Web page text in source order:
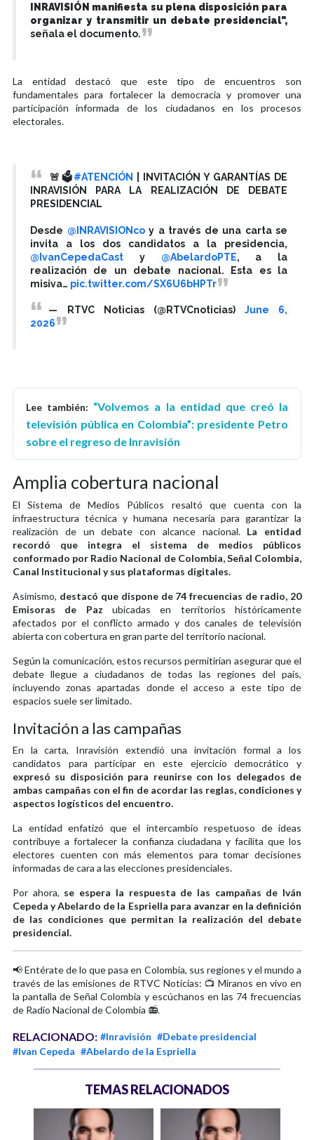
INRAVISIÓN manifiesta su plena disposición para
organizar y transmitir un debate presidencial",
señala el documento.
La entidad destacó que este tipo de encuentros son
fundamentales para fortalecer la democracia y promover una
participación informada de los ciudadanos en los procesos
electorales.
🚨🗳️#ATENCIÓN
| INVITACIÓN Y GARANTÍAS DE
INRAVISIÓN PARA LA REALIZACIÓN DE DEBATE
PRESIDENCIAL
Desde @INRAVISIONcoy a través de una carta se
invita a los dos candidatos a la presidencia,
@IvanCepedaCast y @AbelardoPTE, a la
realización de un debate nacional. Esta es la
misiva… pic.twitter.com/SX6U6bHPTr
— RTVC Noticias (@RTVCnoticias) June 6,
2026
Lee también: “Volvemos a la entidad que creó la
televisión pública en Colombia”: presidente Petro
sobre el regreso de Inravisión
Amplia cobertura nacional
El Sistema de Medios Públicos resaltó que cuenta con la
infraestructura técnica y humana necesaria para garantizar la
realización de un debate con alcance nacional. La entidad
recordó que integra el sistema de medios públicos
conformado por Radio Nacional de Colombia, Señal Colombia,
Canal Institucional y sus plataformas digitales.
Asimismo, destacó que dispone de 74 frecuencias de radio, 20
Emisoras de Paz ubicadas en territorios históricamente
afectados por el conflicto armado y dos canales de televisión
abierta con cobertura en gran parte del territorio nacional.
Según la comunicación, estos recursos permitirían asegurar que el
debate llegue a ciudadanos de todas las regiones del país,
incluyendo zonas apartadas donde el acceso a este tipo de
espacios suele ser limitado.
Invitación a las campañas
En la carta, Inravisión extendió una invitación formal a los
candidatos para participar en este ejercicio democrático y
expresó su disposición para reunirse con los delegados de
ambas campañas con el fin de acordar las reglas, condiciones y
aspectos logísticos del encuentro.
La entidad enfatizó que el intercambio respetuoso de ideas
contribuye a fortalecer la confianza ciudadana y facilita que los
electores cuenten con más elementos para tomar decisiones
informadas de cara a las elecciones presidenciales.
Por ahora, se espera la respuesta de las campañas de Iván
Cepeda y Abelardo de la Espriella para avanzar en la definición
de las condiciones que permitan la realización del debate
presidencial.
📢 Entérate de lo que pasa en Colombia, sus regiones y el mundo a
través de las emisiones de RTVC Noticias: 📺 Míranos en vivo en
la pantalla de Señal Colombia y escúchanos en las 74 frecuencias
de Radio Nacional de Colombia 📻.
RELACIONADO: #Inravisión #Debate presidencial
#Ivan Cepeda #Abelardo de la Espriella
TEMAS RELACIONADOS